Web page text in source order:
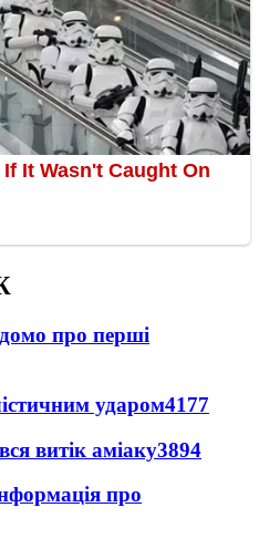
про перші
ударом4177
витік аміаку3894
про